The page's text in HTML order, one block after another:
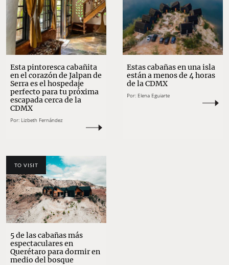
Esta pintoresca cabañita
en el corazón de Jalpan de
Serra es el hospedaje
perfecto para tu próxima
escapada cerca de la
CDMX
Por: Lizbeth Fernández
Estas cabañas en una isla
están a menos de 4 horas
de la CDMX
Por: Elena Eguiarte
TO VISIT
5 de las cabañas más
espectaculares en
Querétaro para dormir en
medio del bosque